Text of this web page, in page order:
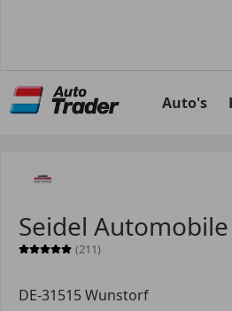
Auto's
Seidel Automobile
Sterrenbeoordeling 5 van 5
(211)
DE-31515 Wunstorf